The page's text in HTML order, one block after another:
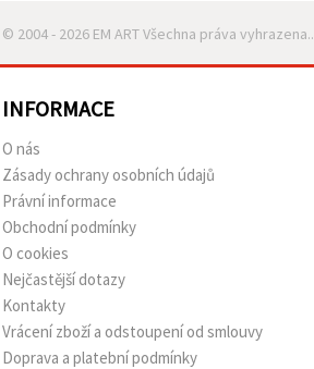
© 2004 - 2026 EM ART Všechna práva vyhrazena..
INFORMACE
O nás
Zásady ochrany osobních údajů
Právní informace
Obchodní podmínky
O cookies
Nejčastější dotazy
Kontakty
Vrácení zboží a odstoupení od smlouvy
Doprava a platební podmínky